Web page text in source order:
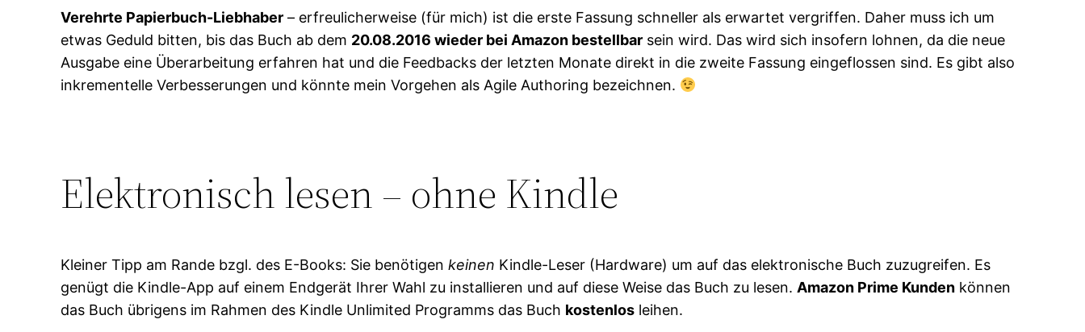
Verehrte Papierbuch-Liebhaber – erfreulicherweise (für mich) ist die erste Fassung schneller als erwartet vergriffen. Daher muss ich um
etwas Geduld bitten, bis das Buch ab dem 20.08.2016 wieder bei Amazon bestellbar sein wird. Das wird sich insofern lohnen, da die neue
Ausgabe eine Überarbeitung erfahren hat und die Feedbacks der letzten Monate direkt in die zweite Fassung eingeflossen sind. Es gibt also
inkrementelle Verbesserungen und könnte mein Vorgehen als Agile Authoring bezeichnen.
Elektronisch lesen – ohne Kindle
Kleiner Tipp am Rande bzgl. des E-Books: Sie benötigenkeinen Kindle-Leser (Hardware) um auf das elektronische Buch zuzugreifen. Es
genügt die Kindle-App auf einem Endgerät Ihrer Wahl zu installieren und auf diese Weise das Buch zu lesen. Amazon Prime Kunden können
das Buch übrigens im Rahmen des Kindle Unlimited Programms das Buch kostenlos leihen.